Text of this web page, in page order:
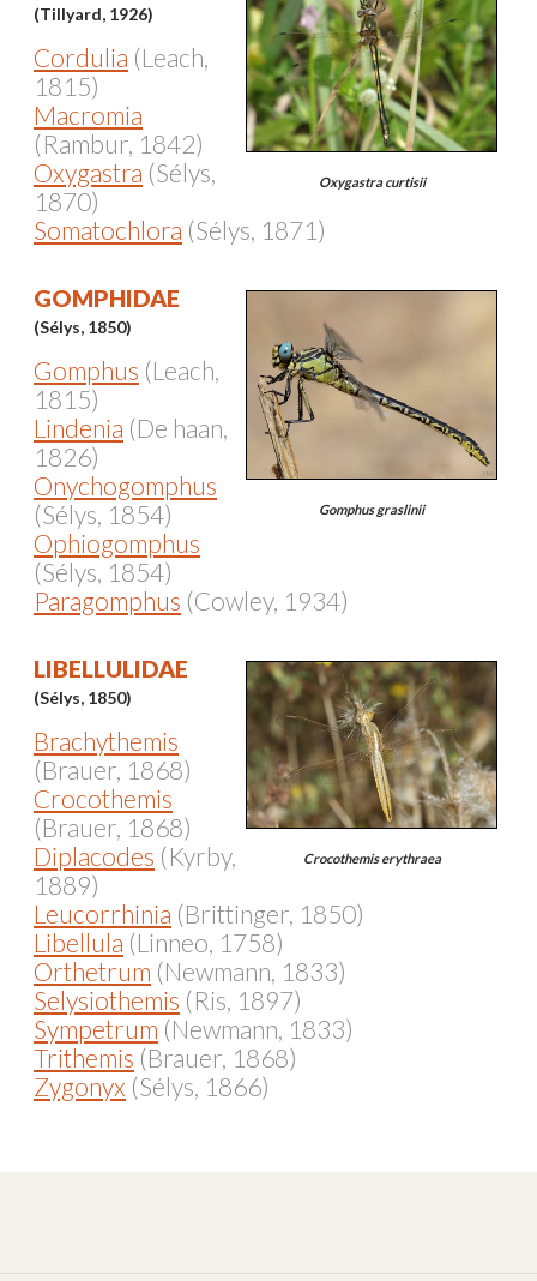
Oxygastra curtisii
(Tillyard, 1926)
Cordulia (Leach,
1815)
Macromia
(Rambur, 1842)
Oxygastra (Sélys,
1870)
Somatochlora (Sélys, 1871)
Gomphus graslinii
GOMPHIDAE
(Sélys, 1850)
Gomphus (Leach,
1815)
Lindenia (De haan,
1826)
Onychogomphus
(Sélys, 1854)
Ophiogomphus
(Sélys, 1854)
Paragomphus (Cowley, 1934)
Crocothemis erythraea
LIBELLULIDAE
(Sélys, 1850)
Brachythemis
(Brauer, 1868)
Crocothemis
(Brauer, 1868)
Diplacodes (Kyrby,
1889)
Leucorrhinia (Brittinger, 1850)
Libellula (Linneo, 1758)
Orthetrum (Newmann, 1833)
Selysiothemis (Ris, 1897)
Sympetrum (Newmann, 1833)
Trithemis (Brauer, 1868)
Zygonyx (Sélys, 1866)